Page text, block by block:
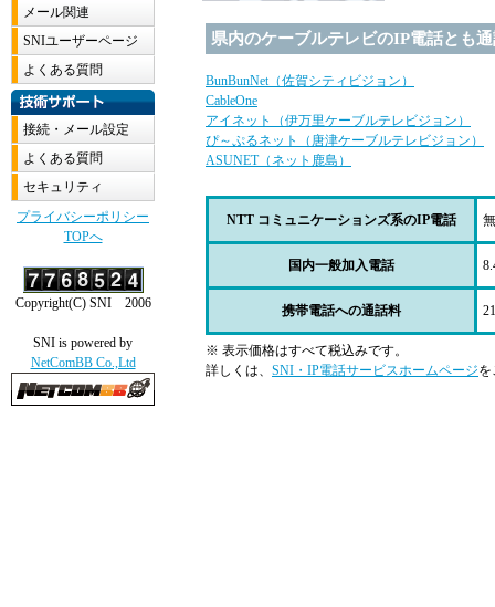
県内のケーブルテレビのIP電話とも
BunBunNet（佐賀シティビジョン）
CableOne
アイネット（伊万里ケーブルテレビジョン）
ぴ～ぷるネット（唐津ケーブルテレビジョン）
ASUNET（ネット鹿島）
NTT コミュニケーションズ系のIP電話
国内一般加入電話
携帯電話への通話料
※ 表示価格はすべて税込みです。
詳しくは、 SNI・IP電話サービスホームページを